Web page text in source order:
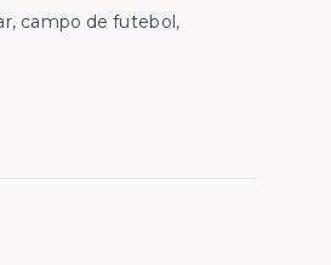
campo de futebol,